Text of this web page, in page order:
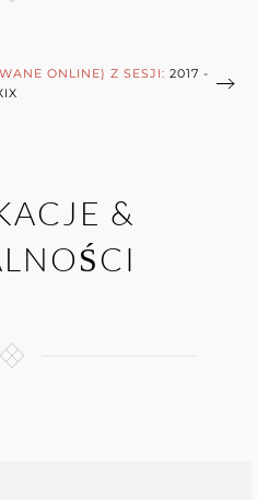
ONLINE) Z SESJI: 2017 -
&